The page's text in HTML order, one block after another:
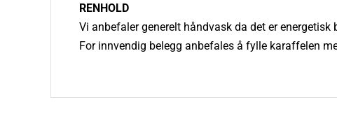
RENHOLD
Vi anbefaler generelt håndvask da det er energetisk
For innvendig belegg anbefales å fylle karaffelen